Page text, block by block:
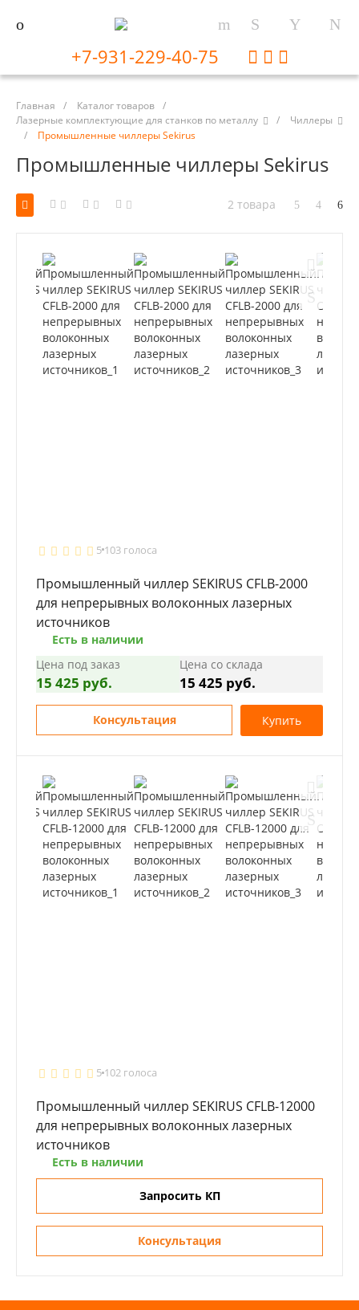
+7-931-229-40-75
Главная / Каталог товаров /
Лазерные комплектующие для станков по металлу
/
Чиллеры
/
Промышленные чиллеры Sekirus
Промышленные чиллеры Sekirus
2 товара
5 103 голоса
Промышленный чиллер SEKIRUS CFLB-2000
для непрерывных волоконных лазерных
источников
Есть в наличии
Цена под заказ
15 425 руб.
Цена со склада
15 425 руб.
Консультация Купить
5 102 голоса
Промышленный чиллер SEKIRUS CFLB-12000
для непрерывных волоконных лазерных
источников
Есть в наличии
Запросить КП
Консультация